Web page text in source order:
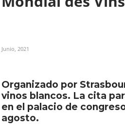
Junio, 2021
Organizado por
vinos blancos. La cita
en el palacio de
agosto.